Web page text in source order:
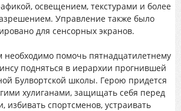
освещением, текстурами и более
Управление также было
для сенсорных экранов.
необходимо помочь пятнадцатилетнему
подняться в иерархии прогнившей
Булвортской школы. Герою придется
хулиганами, защищать себя перед
избивать спортсменов, устраивать